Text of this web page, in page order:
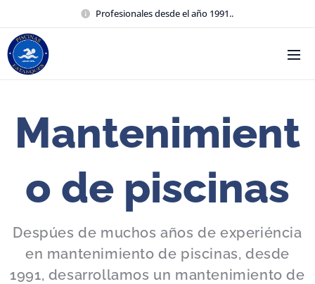
Profesionales desde el año 1991..
Mantenimient
o de piscinas
Despúes de muchos años de experiéncia
en mantenimiento de piscinas, desde
1991, desarrollamos un mantenimiento de